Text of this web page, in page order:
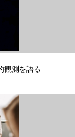
観測を語る